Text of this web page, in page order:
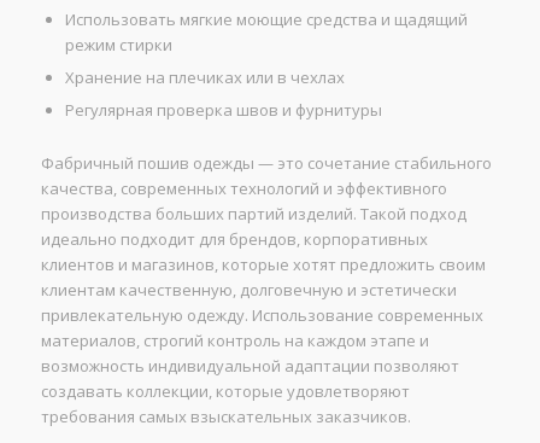
Использовать мягкие моющие средства и щадящий
режим стирки
Хранение на плечиках или в чехлах
Регулярная проверка швов и фурнитуры
Фабричный пошив одежды — это сочетание стабильного
качества, современных технологий и эффективного
производства больших партий изделий. Такой подход
идеально подходит для брендов, корпоративных
клиентов и магазинов, которые хотят предложить своим
клиентам качественную, долговечную и эстетически
привлекательную одежду. Использование современных
материалов, строгий контроль на каждом этапе и
возможность индивидуальной адаптации позволяют
создавать коллекции, которые удовлетворяют
требования самых взыскательных заказчиков.